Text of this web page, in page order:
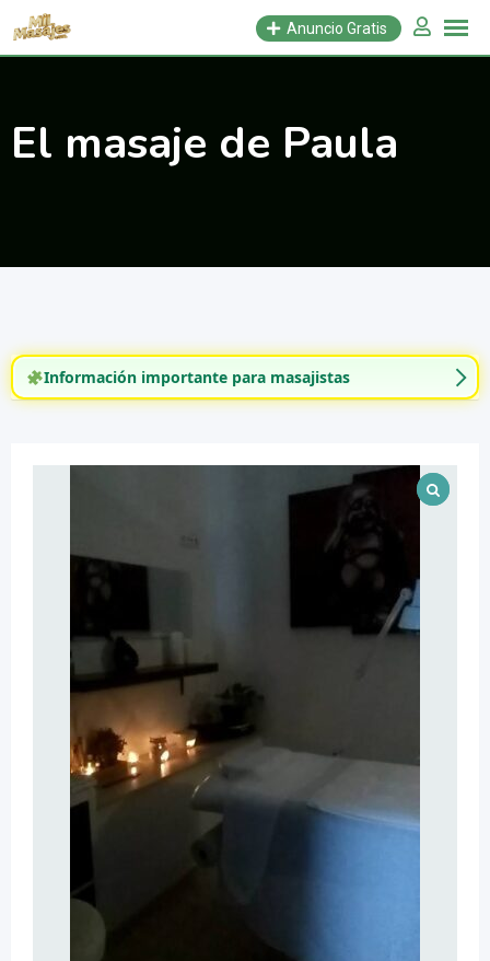
Saltar
Anuncio Gratis
El masaje de Paula
Información importante para masajistas